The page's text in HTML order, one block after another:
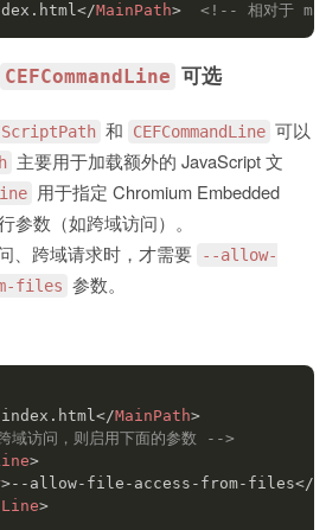
</MainPath> <!-- 相对于
CEFCommandLine 可选
ScriptPath 和 CEFCommandLine 可以
主要用于加载额外的 JavaScript 文
用于指定 Chromium Embedded
参数（如跨域访问）。
、跨域请求时，才需要
--allow-
files 参数。
</MainPath>
访问，则启用下面的参数 -->
>
>--allow-file-access-from-files</
>